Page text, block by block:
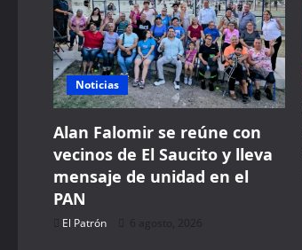
g
a
t
i
o
n
Noticias
Alan Falomir se reúne con
vecinos de El Saucito y lleva
mensaje de unidad en el
PAN
El Patrón 6 agosto, 2026